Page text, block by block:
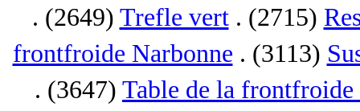
. (2649) Trefle vert. (2715)
frontfroide Narbonne . (3113)
. (3647) Table de la frontfroide